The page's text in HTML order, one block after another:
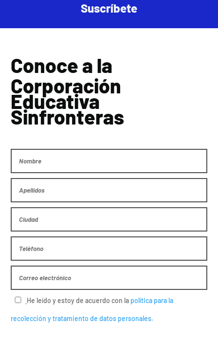
Suscríbete
Conoce a la
Corporación
Educativa
Sinfronteras
He leído y estoy de acuerdo con la política para la
recolección y tratamiento de datos personales.